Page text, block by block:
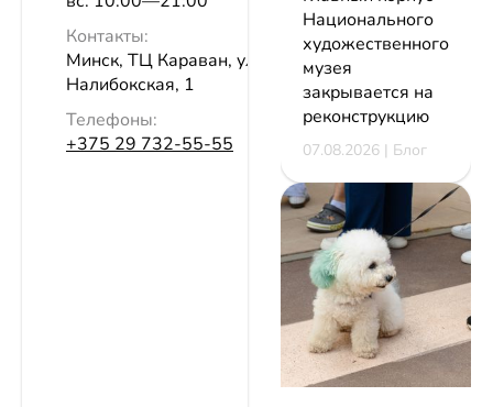
Контакты:
Минск, ТЦ Караван, ул.
Налибокская, 1
Телефоны:
+375 29 732-55-55
Национального
художественного
музея
закрывается на
реконструкцию
07.08.2026 | Блог